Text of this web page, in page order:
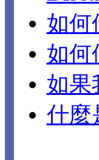
如何
如何
如果
什麼